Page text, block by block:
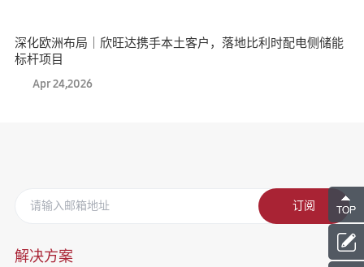
深化欧洲布局｜欣旺达携手本土客户，落地比利时配电侧储能
标杆项目
Apr 24,2026
订阅
解决方案